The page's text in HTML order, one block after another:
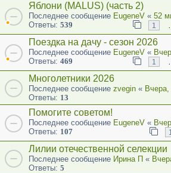
Яблони (MALUS) (часть 2)
Последнее сообщение EugeneV « 52
Ответы: 539 1
Поездка на дачу - сезон 2026
Последнее сообщение EugeneV «
Ответы: 469 1
Многолетники 2026
Последнее сообщение zvegin «
Ответы: 13
Помогите советом!
Последнее сообщение EugeneV «
Ответы: 107 1
Лилии отечественной селекции
Последнее сообщение Ирина П «
Ответы: 5